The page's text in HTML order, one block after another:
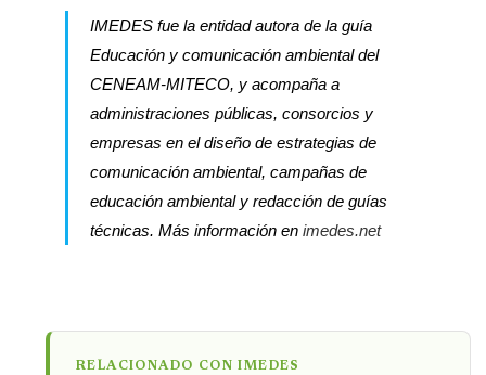
IMEDES fue la entidad autora de la guía
Educación y comunicación ambiental del
CENEAM-MITECO, y acompaña a
administraciones públicas, consorcios y
empresas en el diseño de estrategias de
comunicación ambiental, campañas de
educación ambiental y redacción de guías
técnicas. Más información en imedes.net
RELACIONADO CON IMEDES